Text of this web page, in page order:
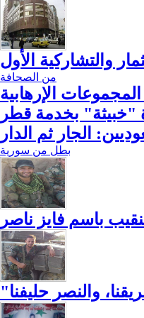
والتشاركية الأول
من الصحافة
الإرهابية
"خبيثة" بخدمة قطر
الجار ثم الدار
بطل من سورية
باسم فايز ناصر